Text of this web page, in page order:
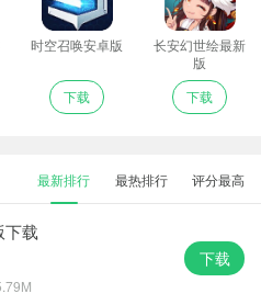
时空召唤安卓版
下载
长安幻世绘最新
版
下载
最新排行 最热排行 评分最高
下载
下载